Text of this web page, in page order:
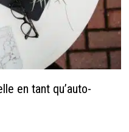
en tant qu’auto-